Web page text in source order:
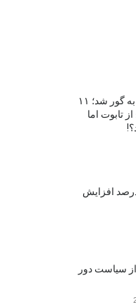
زن برزیلی که به اشتباه زنده به گور شد؛ ۱۱
تابوت اما
خربوزه در کندز ۲۰ درصد افزایش
سیاست دور